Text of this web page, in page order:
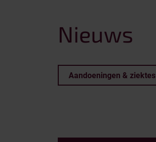
Nieuws
Aandoeningen & ziektes